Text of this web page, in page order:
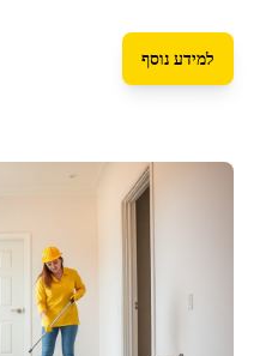
למידע נוסף